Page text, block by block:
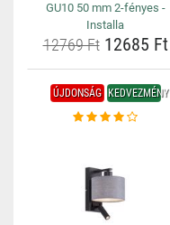
GU10 50 mm 2-fényes -
Installa
12769 Ft12685 Ft
ÚJDONSÁG KEDVEZMÉNY